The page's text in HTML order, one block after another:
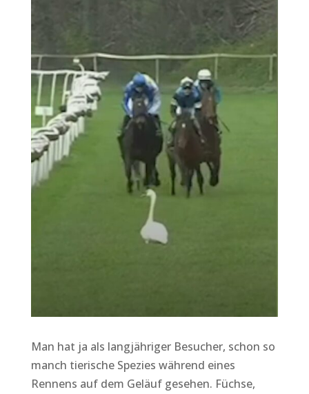
Man hat ja als langjähriger Besucher, schon so
manch tierische Spezies während eines
Rennens auf dem Geläuf gesehen. Füchse,